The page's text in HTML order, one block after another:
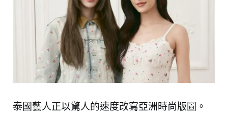
泰國藝人正以驚人的速度改寫亞洲時尚版圖。